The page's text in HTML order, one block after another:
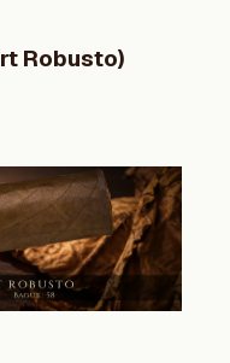
Robusto)